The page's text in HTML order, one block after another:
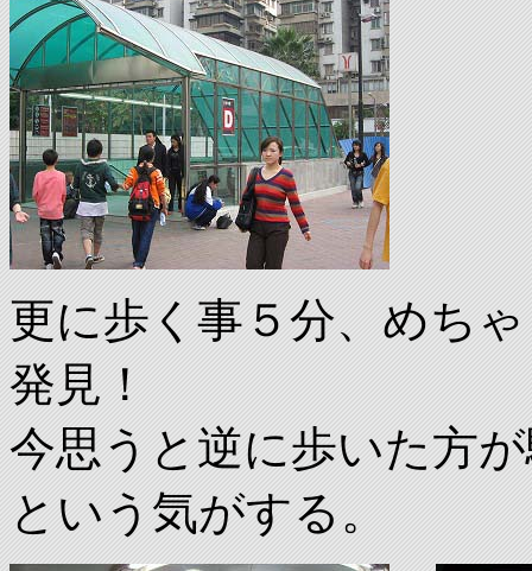
更に歩く事５分、めち
発見！
今思うと逆に歩いた方
という気がする。